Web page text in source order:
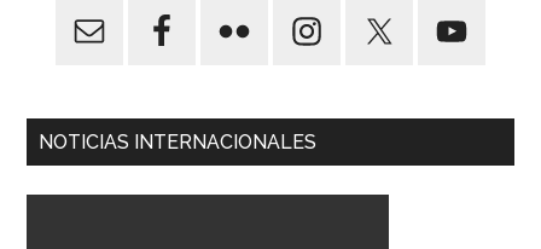
NOTICIAS INTERNACIONALES